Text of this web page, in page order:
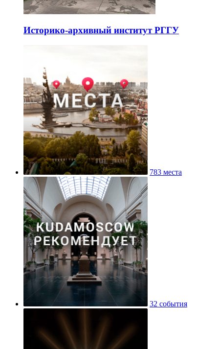
Историко-архивный институт РГГУ
783 места
32 события